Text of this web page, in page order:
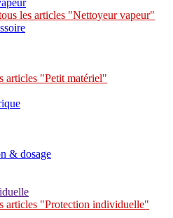
les articles "Nettoyeur vapeur"
articles "Petit matériel"
& dosage
articles "Protection individuelle"